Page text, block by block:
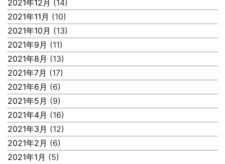
2021年12月 (14)
2021年11月 (10)
2021年10月 (13)
2021年9月 (11)
2021年8月 (13)
2021年7月 (17)
2021年6月 (6)
2021年5月 (9)
2021年4月 (16)
2021年3月 (12)
2021年2月 (6)
2021年1月 (5)